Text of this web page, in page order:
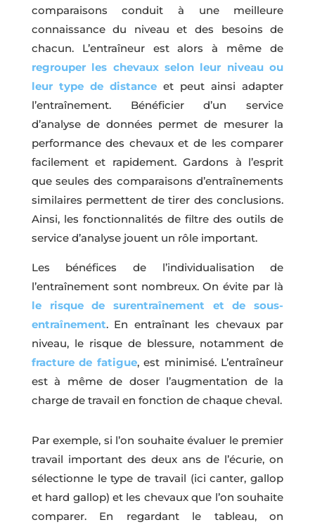
comparaisons conduit à une meilleure
connaissance du niveau et des besoins de
chacun. L’entraîneur est alors à même de
regrouper les chevaux selon leur niveau ou
leur type de distanceet peut ainsi adapter
l’entraînement. Bénéficier d’un service
d’analyse de données permet de mesurer la
performance des chevaux et de les comparer
facilement et rapidement. Gardons à l’esprit
que seules des comparaisons d’entraînements
similaires permettent de tirer des conclusions.
Ainsi, les fonctionnalités de filtre des outils de
service d’analyse jouent un rôle important.
Les bénéfices de l’individualisation de
l’entraînement sont nombreux. On évite par là
le risque de surentraînement et de sous-
entraînement. En entraînant les chevaux par
niveau, le risque de blessure, notamment de
fracture de fatigue, est minimisé. L’entraîneur
est à même de doser l’augmentation de la
charge de travail en fonction de chaque cheval.
Par exemple, si l’on souhaite évaluer le premier
travail important des deux ans de l’écurie, on
sélectionne le type de travail (ici canter, gallop
et hard gallop) et les chevaux que l’on souhaite
comparer. En regardant le tableau, on